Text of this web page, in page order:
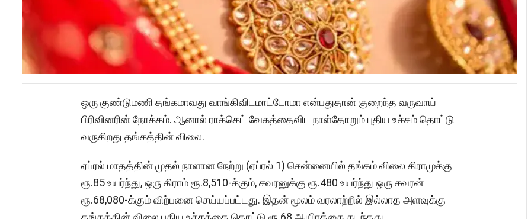
ஒரு குண்டுமணி தங்கமாவது வாங்கிவிடமாட்டோமா என்பதுதான் குறைந்த வருவாய்
பிரிவினரின் நோக்கம். ஆனால் ராக்கெட் வேகத்தைவிட நாள்தோறும் புதிய உச்சம் தொட்டு
வருகிறது தங்கத்தின் விலை.
ஏப்ரல் மாதத்தின் முதல் நாளான நேற்று (ஏப்ரல் 1) சென்னையில் தங்கம் விலை கிராமுக்கு
ரூ.85 உயர்ந்து, ஒரு கிராம் ரூ.8,510-க்கும், சவரனுக்கு ரூ.480 உயர்ந்து ஒரு சவரன்
ரூ.68,080-க்கும் விற்பனை செய்யப்பட்டது. இதன் மூலம் வரலாற்றில் இல்லாத அளவுக்கு